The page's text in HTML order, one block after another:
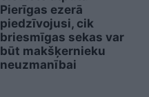
Pierīgas ezerā
piedzīvojusi, cik
briesmīgas sekas var
būt makšķernieku
neuzmanībai